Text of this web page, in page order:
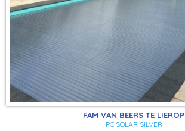
FAM VAN BEERS TE LIEROP
PC SOLAR SILVER